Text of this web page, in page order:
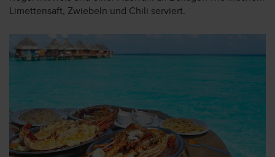
Limettensaft, Zwiebeln und Chili serviert.